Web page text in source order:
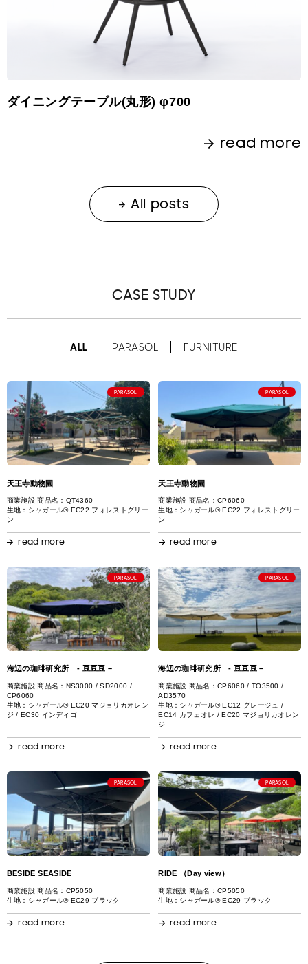
ダイニングテーブル(丸形) φ700
read more
All posts
CASE STUDY
ALL PARASOL FURNITURE
PARASOL
天王寺動物園
商業施設 商品名：QT4360
生地：シャガール® EC22 フォレストグリー
ン
read more
PARASOL
天王寺動物園
商業施設 商品名：CP6060
生地：シャガール® EC22 フォレストグリー
ン
read more
PARASOL
海辺の珈琲研究所 - 豆豆豆 –
商業施設 商品名：NS3000 / SD2000 /
CP6060
生地：シャガール® EC20 マジョリカオレン
ジ / EC30 インディゴ
read more
PARASOL
海辺の珈琲研究所 - 豆豆豆 –
商業施設 商品名：CP6060 / TO3500 /
AD3570
生地：シャガール® EC12 グレージュ /
EC14 カフェオレ / EC20 マジョリカオレン
ジ
read more
PARASOL
BESIDE SEASIDE
商業施設 商品名：CP5050
生地：シャガール® EC29 ブラック
read more
PARASOL
RIDE （Day view）
商業施設 商品名：CP5050
生地：シャガール® EC29 ブラック
read more